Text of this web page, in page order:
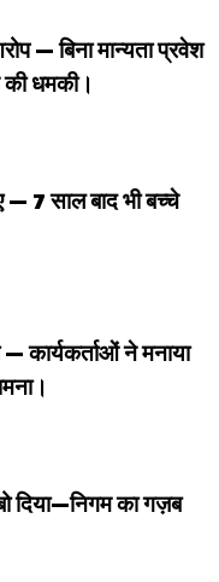
— बिना मान्यता प्रवेश
की धमकी।
7 साल बाद भी बच्चे
कार्यकर्ताओं ने मनाया
दिया—निगम का गज़ब